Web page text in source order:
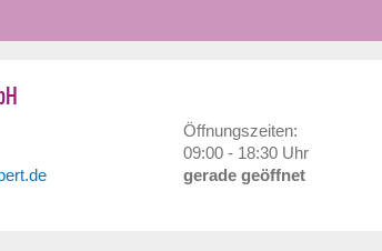
Öffnungszeiten:
09:00 - 18:30 Uhr
gerade geöffnet